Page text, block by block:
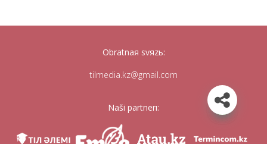
Obratnaя svяzь:
tilmedia.kz@gmail.com
Naši partnerı: